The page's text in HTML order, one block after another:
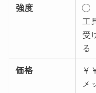
強度
◯
工
受
る
価格
￥
メ